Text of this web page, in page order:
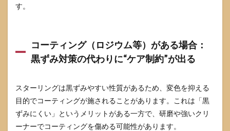
す。
コーティング（ロジウム等）がある場合：
黒ずみ対策の代わりに“ケア制約”が出る
スターリングは黒ずみやすい性質があるため、変色を抑える
目的でコーティングが施されることがあります。これは「黒
ずみにくい」というメリットがある一方で、研磨や強いクリ
ーナーでコーティングを傷める可能性があります。